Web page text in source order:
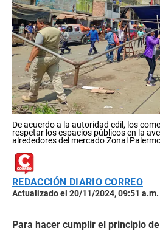
De acuerdo a la autoridad edil, los
respetar los espacios públicos en la
alrededores del mercado Zonal
REDACCIÓN DIARIO CORREO
Actualizado el 20/11/2024, 09:51 a.m.
Para hacer cumplir el principio